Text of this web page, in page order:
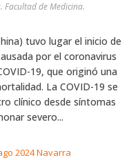
tuvo lugar el inicio de
por el coronavirus
19, que originó una
La COVID-19 se
clínico desde síntomas
severo...
2024 Navarra